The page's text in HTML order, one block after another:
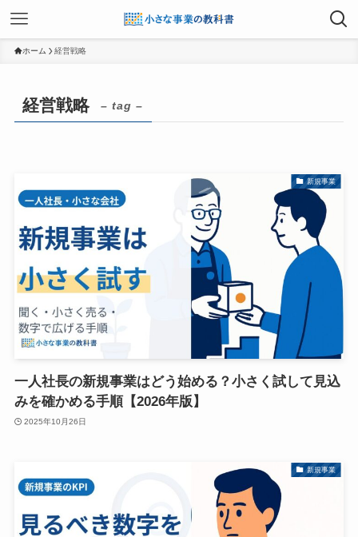
ホーム 経営戦略
経営戦略 – tag –
新規事業
一人社長の新規事業はどう始める？小さく試して見込
みを確かめる手順【2026年版】
2025年10月26日
新規事業